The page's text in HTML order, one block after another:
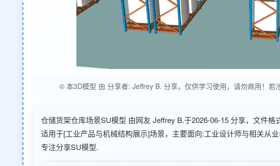
© 本3D模型 由 分享者: Jeffrey B. 分享，仅供学习使用，请勿商用！若
仓储货架仓库场景SU模型 由网友 Jeffrey B.于2026-06-15 分享，文件
适用于[工业产品与机械结构展示]场景，主要面向:工业设计师与相关从
专注分享SU模型.